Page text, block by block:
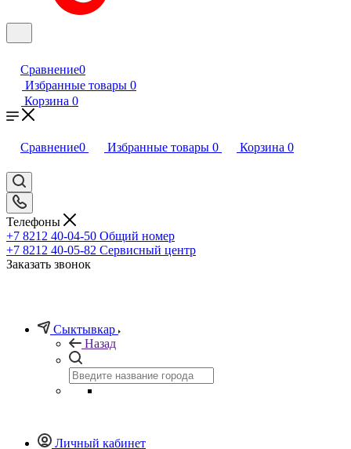
Сравнение0
Избранные товары 0
Корзина 0
Сравнение0 Избранные товары 0 Корзина 0
Телефоны
+7 8212 40-04-50 Общий номер
+7 8212 40-05-82 Сервисный центр
Заказать звонок
Сыктывкар
Назад
Личный кабинет